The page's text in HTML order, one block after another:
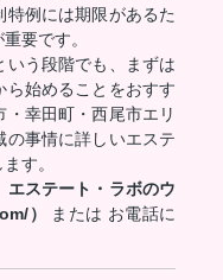
例には期限があるた
要です。
いう段階でも、まずは
ら始めることをおすす
幸田町・西尾市エリ
の事情に詳しいエステ
す。
エステート・ラボのウ
）
または お電話に